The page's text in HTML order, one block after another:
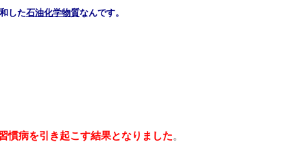
した石油化学物質なんです。
慣病を引き起こす結果となりました。